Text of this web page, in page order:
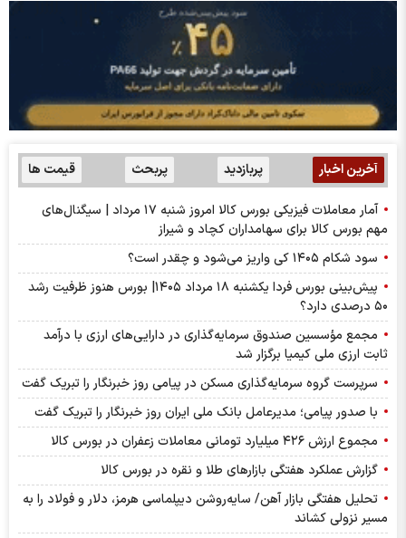
آخرین اخبار پربازدید پربحث قیمت ها
آمار معاملات فیزیکی بورس کالا امروز شنبه ۱۷ مرداد | سیگنال‌های
مهم بورس کالا برای سهامداران کچاد و شیراز
سود شکام ۱۴۰۵ کی واریز می‌شود و چقدر است؟
پیش‌بینی بورس فردا یکشنبه ۱۸ مرداد ۱۴۰۵| بورس هنوز ظرفیت رشد
۵۰ درصدی دارد؟
مجمع مؤسسین صندوق سرمایه‌گذاری در دارایی‌های ارزی با درآمد
ثابت ارزی ملی کیمیا برگزار شد
سرپرست گروه سرمایه‌گذاری مسکن در پیامی روز خبرنگار را تبریک گفت
با صدور پیامی؛ مدیرعامل بانک ملی ایران روز خبرنگار را تبریک گفت
مجموع ارزش ۴۲۶ میلیارد تومانی معاملات زعفران در بورس کالا
گزارش عملکرد هفتگی بازارهای طلا و نقره در بورس کالا
تحلیل هفتگی بازار آهن/ سایه‌روشن دیپلماسی هرمز، دلار و فولاد را به
مسیر نزولی کشاند